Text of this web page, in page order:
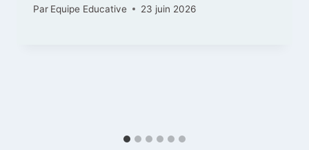
Par Equipe Educative 23 juin 2026